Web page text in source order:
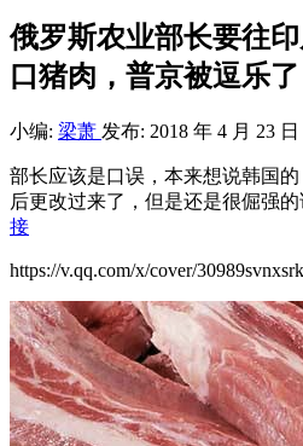
俄罗斯农业部长要往
口猪肉，普京被逗乐了
小编: 梁萧 发布: 2018 年 4 月 23 日
部长应该是口误，本来想说韩国
后更改过来了，但是还是很倔强的
接
https://v.qq.com/x/cover/